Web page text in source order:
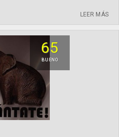
LEER MÁS
65
BUENO